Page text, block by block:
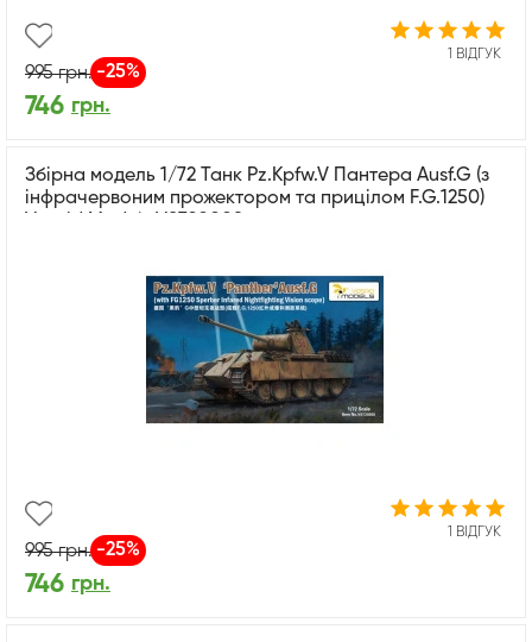
1 ВІДГУК
995грн. -25%
746 грн.
Збірна модель 1/72 Танк Pz.Kpfw.V Пантера Ausf.G (з
інфрачервоним прожектором та прицілом F.G.1250)
1 ВІДГУК
995грн. -25%
746 грн.